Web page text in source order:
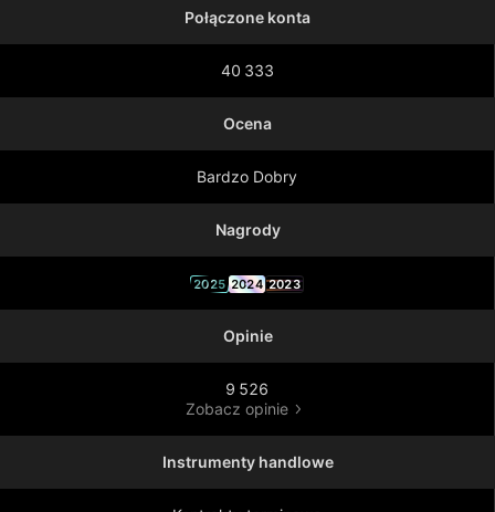
Połączone konta
40 333
Ocena
Bardzo Dobry
Nagrody
2025 2024 2023
Opinie
9 526
Zobacz opinie
Instrumenty handlowe